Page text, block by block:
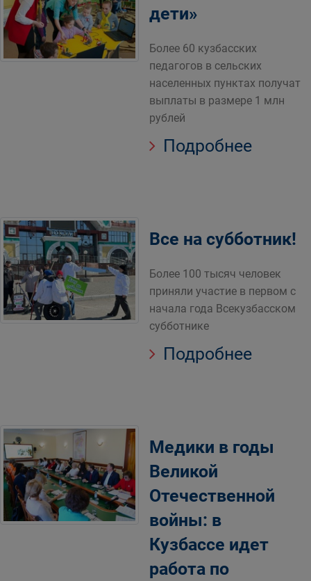
дети»
Более 60 кузбасских
педагогов в сельских
населенных пунктах получат
выплаты в размере 1 млн
рублей
Подробнее
Все на субботник!
Более 100 тысяч человек
приняли участие в первом с
начала года Всекузбасском
субботнике
Подробнее
Медики в годы
Великой
Отечественной
войны: в
Кузбассе идет
работа по